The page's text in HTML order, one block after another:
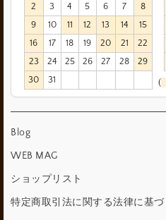
2
3 4 5 6 7
8
9
10 11 12 13 14
15
16
17 18 19 20 21
22
23
24 25 26 27 28
29
30
31 (
Blog
WEB MAG
ショップリスト
特定商取引法に関する法律に基